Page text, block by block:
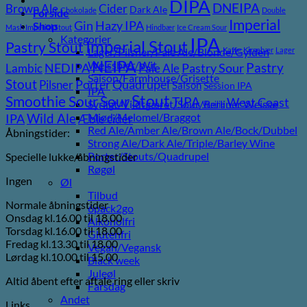
Forside
Shop
Kategorier
Lager/Pilsner/Pale Ale/Blonde/Gylden
Weissbier/Wit
Saison/Farmhouse/Grisette
IPA
Syrligt/Vildtgæret/Sour/Berliner Weisse
Mjød/Melomel/Braggot
Red Ale/Amber Ale/Brown Ale/Bock/Dubbel
Strong Ale/Dark Ale/Triple/Barley Wine
Porter/Stouts/Quadrupel
Røgøl
Øl
Tilbud
6pack2go
Alkoholfri
Glutenfri
Vegan/Vegansk
Black week
Juleøl
Farsdag
Andet
Brown Ale Chokolade Cider Dark Ale DIPA DNEIPA Double
Mash Imperial Stout Gin Hazy IPA Hindbær Ice Cream Sour Imperial
Pastry StoutImperial StoutIPA Kaffe Kirsebær Lager
Lambic NEDIPANEIPAPale Ale Pastry Sour Pastry
Stout Pilsner PorterQuadrupelSaisonSession IPA
Smoothie SourSourStoutTIPA Vanilje West Coast
IPAWild Ale Æble cider
Åbningstider:
Specielle lukke/åbningstider
Ingen
Normale åbningstider
Onsdag kl.16.00 til 18.00
Torsdag kl.16.00 til 18.00
Fredag kl.13.30 til 18.00
Lørdag kl.10.00 til 15.00
Altid åbent efter aftale ring eller skriv